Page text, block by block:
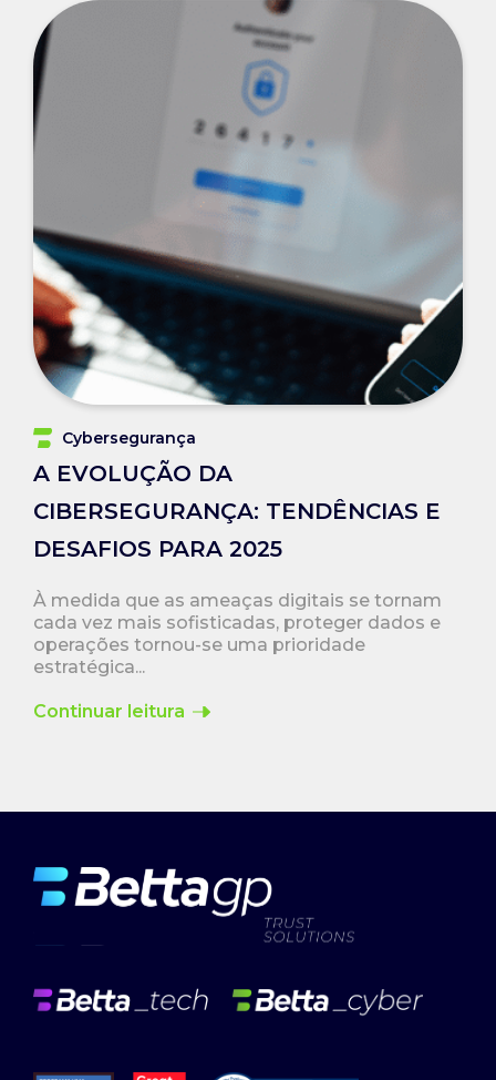
Cybersegurança
A EVOLUÇÃO DA
CIBERSEGURANÇA: TENDÊNCIAS E
DESAFIOS PARA 2025
À medida que as ameaças digitais se tornam
cada vez mais sofisticadas, proteger dados e
operações tornou-se uma prioridade
estratégica...
Continuar leitura